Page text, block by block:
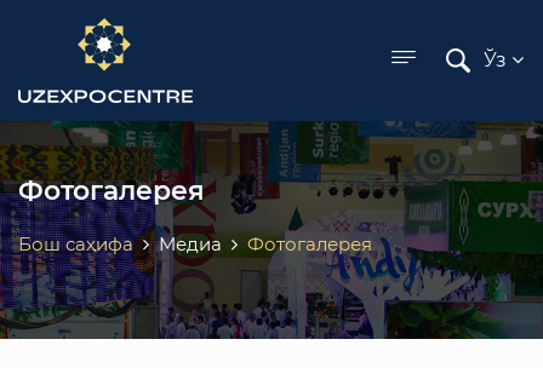
menu
Ўз
Фотогалерея
Бош саҳифа Медиа Фотогалерея